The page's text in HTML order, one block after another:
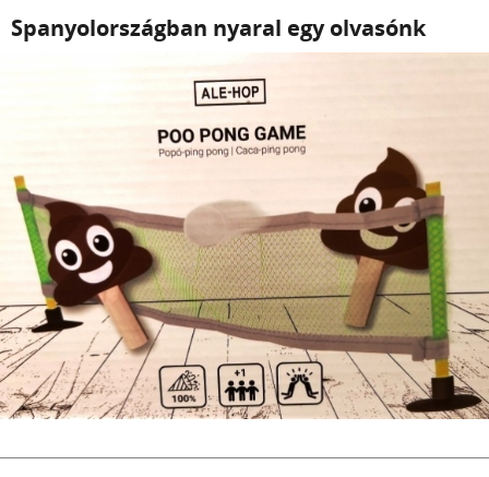
Spanyolországban nyaral egy olvasónk